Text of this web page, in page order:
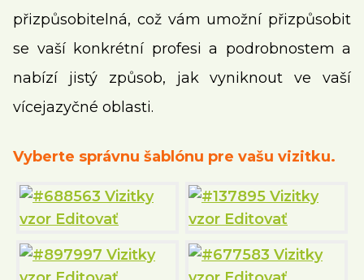
přizpůsobitelná, což vám umožní přizpůsobit
se vaší konkrétní profesi a podrobnostem a
nabízí jistý způsob, jak vyniknout ve vaší
vícejazyčné oblasti.
Vyberte správnu šablónu pre vašu vizitku.